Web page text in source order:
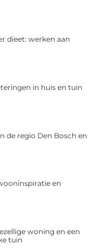
dieet: werken aan
in huis en tuin
de regio Den Bosch en
en
woning en een
tuin